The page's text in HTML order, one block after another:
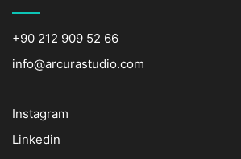
+90 212 909 52 66
info@arcurastudio.com
Instagram
Linkedin